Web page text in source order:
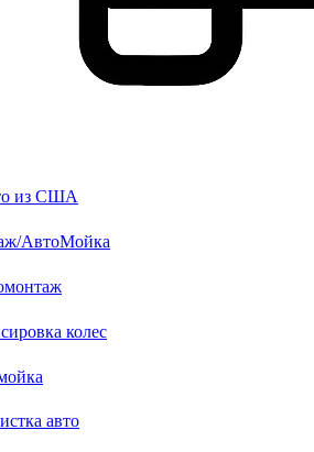
из США
АвтоМойка
колес
авто